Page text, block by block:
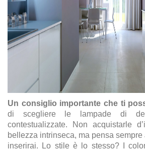
Un consiglio importante che ti
di scegliere le lampade di
contestualizzate. Non acquistarle
bellezza intrinseca, ma pensa sempre
inserirai. Lo stile è lo stesso? I